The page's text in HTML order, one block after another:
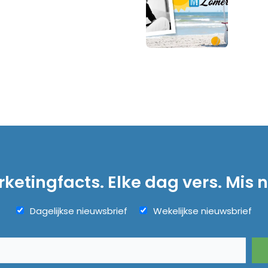
Elke dag vers. Mis
Dagelijkse nieuwsbrief Wekelijkse nieuwsbrief